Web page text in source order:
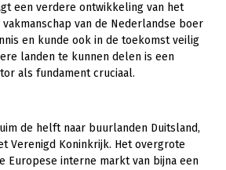
en zomerbloemen
een verdere ontwikkeling van het
van de Nederlandse boer
en kunde ook in de toekomst veilig
landen te kunnen delen is een
als fundament cruciaal.
de helft naar buurlanden Duitsland,
Verenigd Koninkrijk. Het overgrote
Europese interne markt van bijna een